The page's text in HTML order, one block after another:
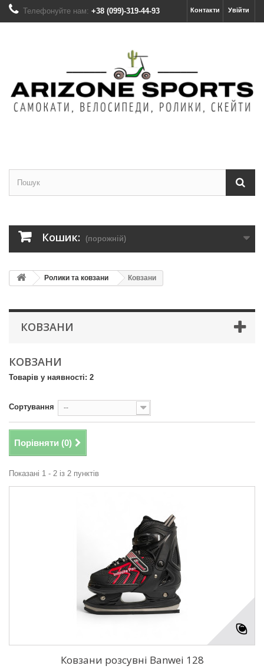
Увійти
Контакти
Телефонуйте нам: +38 (099)-319-44-93
Кошик: (порожній)
Ролики та ковзани Ковзани
КОВЗАНИ
КОВЗАНИ
Товарів у наявності: 2
Сортування --
Порівняти (0)
Показані 1 - 2 із 2 пунктів
Ковзани розсувні Banwei 128